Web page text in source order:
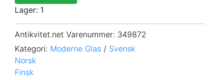
Lager: 1
Antikvitet.net Varenummer: 349872
Kategori: Moderne Glas / Svensk
Norsk
Finsk